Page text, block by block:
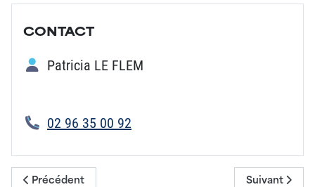
CONTACT
Patricia LE FLEM
02 96 35 00 92
Article précédent : Comité des fêtes de Saint-Sébastien
Précédent Article
Suivant